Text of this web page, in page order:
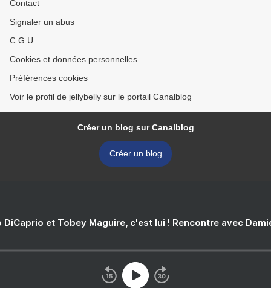
Contact
Signaler un abus
C.G.U.
Cookies et données personnelles
Préférences cookies
Voir le profil de jellybelly sur le portail Canalblog
Créer un blog sur Canalblog
Créer un blog
DiCaprio et Tobey Maguire, c'est lui ! Rencontre avec